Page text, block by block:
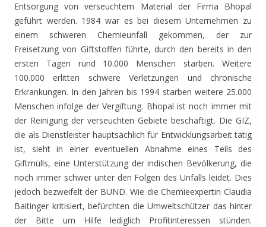
Entsorgung von verseuchtem Material der Firma Bhopal
geführt werden. 1984 war es bei diesem Unternehmen zu
einem schweren Chemieunfall gekommen, der zur
Freisetzung von Giftstoffen führte, durch den bereits in den
ersten Tagen rund 10.000 Menschen starben. Weitere
100.000 erlitten schwere Verletzungen und chronische
Erkrankungen. In den Jahren bis 1994 starben weitere 25.000
Menschen infolge der Vergiftung. Bhopal ist noch immer mit
der Reinigung der verseuchten Gebiete beschäftigt. Die GIZ,
die als Dienstleister hauptsächlich für Entwicklungsarbeit tätig
ist, sieht in einer eventuellen Abnahme eines Teils des
Giftmülls, eine Unterstützung der indischen Bevölkerung, die
noch immer schwer unter den Folgen des Unfalls leidet. Dies
jedoch bezweifelt der BUND. Wie die Chemieexpertin Claudia
Baitinger kritisiert, befürchten die Umweltschützer das hinter
der Bitte um Hilfe lediglich Profitinteressen stünden.